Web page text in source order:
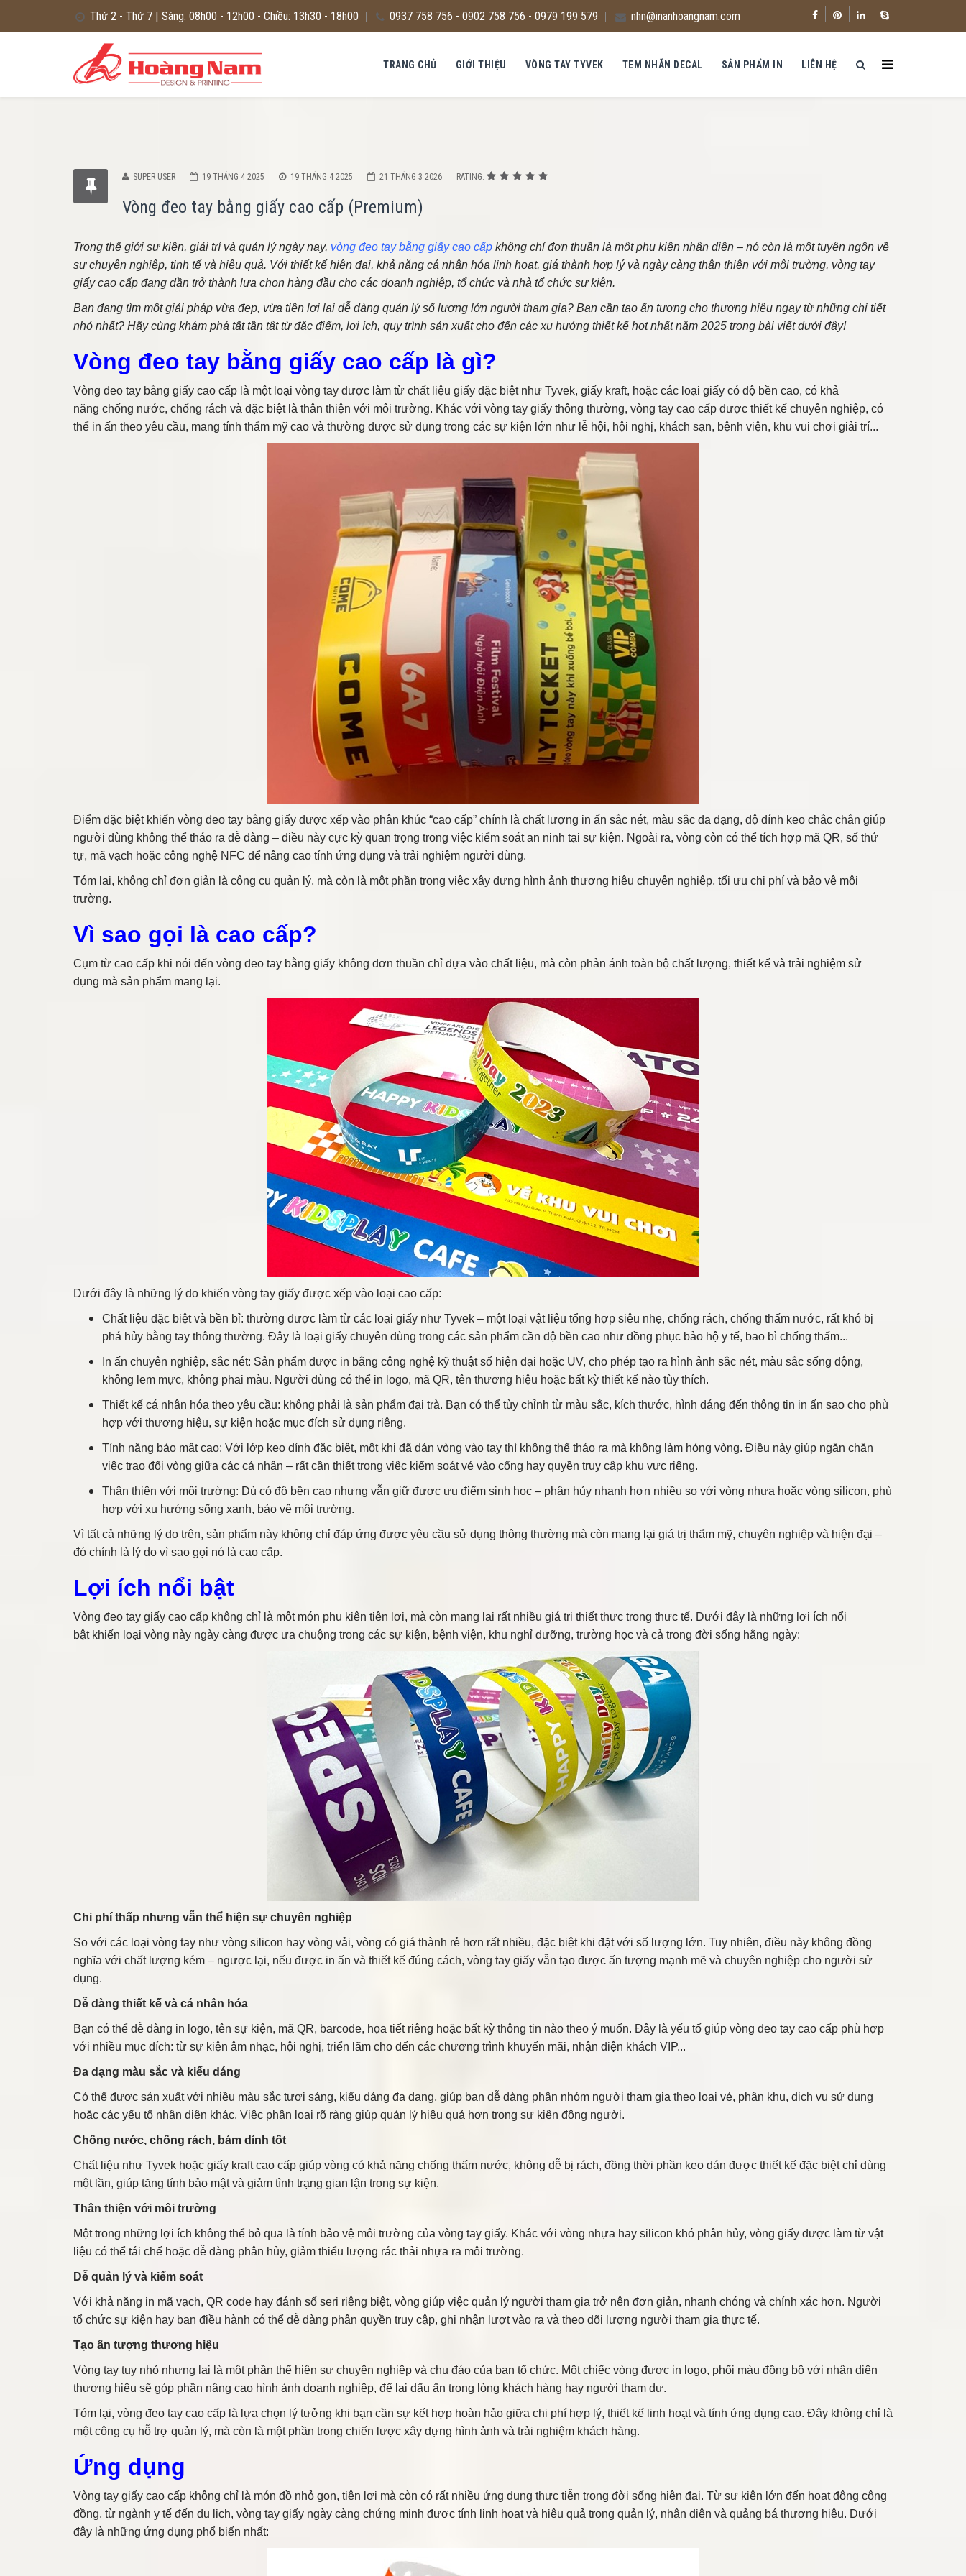
Thứ 2 - Thứ 7 | Sáng: 08h00 - 12h00 - Chiều: 13h30 - 18h00 0937 758 756 - 0902 758 756 - 0979 199 579 nhn@inanhoangnam.com
TRANG CHỦ GIỚI THIỆU VÒNG TAY TYVEK TEM NHÃN DECAL SẢN PHẨM IN LIÊN HỆ
SUPER USER 19 THÁNG 4 2025 19 THÁNG 4 2025 21 THÁNG 3 2026 RATING:
Vòng đeo tay bằng giấy cao cấp (Premium)
Trong thế giới sự kiện, giải trí và quản lý ngày nay, vòng đeo tay bằng giấy cao cấp không chỉ đơn thuần là một phụ kiện nhận diện – nó còn là một tuyên ngôn về
sự chuyên nghiệp, tinh tế và hiệu quả. Với thiết kế hiện đại, khả năng cá nhân hóa linh hoạt, giá thành hợp lý và ngày càng thân thiện với môi trường, vòng tay
giấy cao cấp đang dần trở thành lựa chọn hàng đầu cho các doanh nghiệp, tổ chức và nhà tổ chức sự kiện.
Bạn đang tìm một giải pháp vừa đẹp, vừa tiện lợi lại dễ dàng quản lý số lượng lớn người tham gia? Bạn cần tạo ấn tượng cho thương hiệu ngay từ những chi tiết
nhỏ nhất? Hãy cùng khám phá tất tần tật từ đặc điểm, lợi ích, quy trình sản xuất cho đến các xu hướng thiết kế hot nhất năm 2025 trong bài viết dưới đây!
Vòng đeo tay bằng giấy cao cấp là gì?
Vòng đeo tay bằng giấy cao cấp là một loại vòng tay được làm từ chất liệu giấy đặc biệt như Tyvek, giấy kraft, hoặc các loại giấy có độ bền cao, có khả
năng chống nước, chống rách và đặc biệt là thân thiện với môi trường. Khác với vòng tay giấy thông thường, vòng tay cao cấp được thiết kế chuyên nghiệp, có
thể in ấn theo yêu cầu, mang tính thẩm mỹ cao và thường được sử dụng trong các sự kiện lớn như lễ hội, hội nghị, khách sạn, bệnh viện, khu vui chơi giải trí...
Điểm đặc biệt khiến vòng đeo tay bằng giấy được xếp vào phân khúc “cao cấp” chính là chất lượng in ấn sắc nét, màu sắc đa dạng, độ dính keo chắc chắn giúp
người dùng không thể tháo ra dễ dàng – điều này cực kỳ quan trọng trong việc kiểm soát an ninh tại sự kiện. Ngoài ra, vòng còn có thể tích hợp mã QR, số thứ
tự, mã vạch hoặc công nghệ NFC để nâng cao tính ứng dụng và trải nghiệm người dùng.
Tóm lại, không chỉ đơn giản là công cụ quản lý, mà còn là một phần trong việc xây dựng hình ảnh thương hiệu chuyên nghiệp, tối ưu chi phí và bảo vệ môi
trường.
Vì sao gọi là cao cấp?
Cụm từ cao cấp khi nói đến vòng đeo tay bằng giấy không đơn thuần chỉ dựa vào chất liệu, mà còn phản ánh toàn bộ chất lượng, thiết kế và trải nghiệm sử
dụng mà sản phẩm mang lại.
Dưới đây là những lý do khiến vòng tay giấy được xếp vào loại cao cấp:
Chất liệu đặc biệt và bền bỉ: thường được làm từ các loại giấy như Tyvek – một loại vật liệu tổng hợp siêu nhẹ, chống rách, chống thấm nước, rất khó bị
phá hủy bằng tay thông thường. Đây là loại giấy chuyên dùng trong các sản phẩm cần độ bền cao như đồng phục bảo hộ y tế, bao bì chống thấm...
In ấn chuyên nghiệp, sắc nét: Sản phẩm được in bằng công nghệ kỹ thuật số hiện đại hoặc UV, cho phép tạo ra hình ảnh sắc nét, màu sắc sống động,
không lem mực, không phai màu. Người dùng có thể in logo, mã QR, tên thương hiệu hoặc bất kỳ thiết kế nào tùy thích.
Thiết kế cá nhân hóa theo yêu cầu: không phải là sản phẩm đại trà. Bạn có thể tùy chỉnh từ màu sắc, kích thước, hình dáng đến thông tin in ấn sao cho phù
hợp với thương hiệu, sự kiện hoặc mục đích sử dụng riêng.
Tính năng bảo mật cao: Với lớp keo dính đặc biệt, một khi đã dán vòng vào tay thì không thể tháo ra mà không làm hỏng vòng. Điều này giúp ngăn chặn
việc trao đổi vòng giữa các cá nhân – rất cần thiết trong việc kiểm soát vé vào cổng hay quyền truy cập khu vực riêng.
Thân thiện với môi trường: Dù có độ bền cao nhưng vẫn giữ được ưu điểm sinh học – phân hủy nhanh hơn nhiều so với vòng nhựa hoặc vòng silicon, phù
hợp với xu hướng sống xanh, bảo vệ môi trường.
Vì tất cả những lý do trên, sản phẩm này không chỉ đáp ứng được yêu cầu sử dụng thông thường mà còn mang lại giá trị thẩm mỹ, chuyên nghiệp và hiện đại –
đó chính là lý do vì sao gọi nó là cao cấp.
Lợi ích nổi bật
Vòng đeo tay giấy cao cấp không chỉ là một món phụ kiện tiện lợi, mà còn mang lại rất nhiều giá trị thiết thực trong thực tế. Dưới đây là những lợi ích nổi
bật khiến loại vòng này ngày càng được ưa chuộng trong các sự kiện, bệnh viện, khu nghỉ dưỡng, trường học và cả trong đời sống hằng ngày:
Chi phí thấp nhưng vẫn thể hiện sự chuyên nghiệp
So với các loại vòng tay như vòng silicon hay vòng vải, vòng có giá thành rẻ hơn rất nhiều, đặc biệt khi đặt với số lượng lớn. Tuy nhiên, điều này không đồng
nghĩa với chất lượng kém – ngược lại, nếu được in ấn và thiết kế đúng cách, vòng tay giấy vẫn tạo được ấn tượng mạnh mẽ và chuyên nghiệp cho người sử
dụng.
Dễ dàng thiết kế và cá nhân hóa
Bạn có thể dễ dàng in logo, tên sự kiện, mã QR, barcode, họa tiết riêng hoặc bất kỳ thông tin nào theo ý muốn. Đây là yếu tố giúp vòng đeo tay cao cấp phù hợp
với nhiều mục đích: từ sự kiện âm nhạc, hội nghị, triển lãm cho đến các chương trình khuyến mãi, nhận diện khách VIP...
Đa dạng màu sắc và kiểu dáng
Có thể được sản xuất với nhiều màu sắc tươi sáng, kiểu dáng đa dạng, giúp bạn dễ dàng phân nhóm người tham gia theo loại vé, phân khu, dịch vụ sử dụng
hoặc các yếu tố nhận diện khác. Việc phân loại rõ ràng giúp quản lý hiệu quả hơn trong sự kiện đông người.
Chống nước, chống rách, bám dính tốt
Chất liệu như Tyvek hoặc giấy kraft cao cấp giúp vòng có khả năng chống thấm nước, không dễ bị rách, đồng thời phần keo dán được thiết kế đặc biệt chỉ dùng
một lần, giúp tăng tính bảo mật và giảm tình trạng gian lận trong sự kiện.
Thân thiện với môi trường
Một trong những lợi ích không thể bỏ qua là tính bảo vệ môi trường của vòng tay giấy. Khác với vòng nhựa hay silicon khó phân hủy, vòng giấy được làm từ vật
liệu có thể tái chế hoặc dễ dàng phân hủy, giảm thiểu lượng rác thải nhựa ra môi trường.
Dễ quản lý và kiểm soát
Với khả năng in mã vạch, QR code hay đánh số seri riêng biệt, vòng giúp việc quản lý người tham gia trở nên đơn giản, nhanh chóng và chính xác hơn. Người
tổ chức sự kiện hay ban điều hành có thể dễ dàng phân quyền truy cập, ghi nhận lượt vào ra và theo dõi lượng người tham gia thực tế.
Tạo ấn tượng thương hiệu
Vòng tay tuy nhỏ nhưng lại là một phần thể hiện sự chuyên nghiệp và chu đáo của ban tổ chức. Một chiếc vòng được in logo, phối màu đồng bộ với nhận diện
thương hiệu sẽ góp phần nâng cao hình ảnh doanh nghiệp, để lại dấu ấn trong lòng khách hàng hay người tham dự.
Tóm lại, vòng đeo tay cao cấp là lựa chọn lý tưởng khi bạn cần sự kết hợp hoàn hảo giữa chi phí hợp lý, thiết kế linh hoạt và tính ứng dụng cao. Đây không chỉ là
một công cụ hỗ trợ quản lý, mà còn là một phần trong chiến lược xây dựng hình ảnh và trải nghiệm khách hàng.
Ứng dụng
Vòng tay giấy cao cấp không chỉ là món đồ nhỏ gọn, tiện lợi mà còn có rất nhiều ứng dụng thực tiễn trong đời sống hiện đại. Từ sự kiện lớn đến hoạt động cộng
đồng, từ ngành y tế đến du lịch, vòng tay giấy ngày càng chứng minh được tính linh hoạt và hiệu quả trong quản lý, nhận diện và quảng bá thương hiệu. Dưới
đây là những ứng dụng phổ biến nhất: